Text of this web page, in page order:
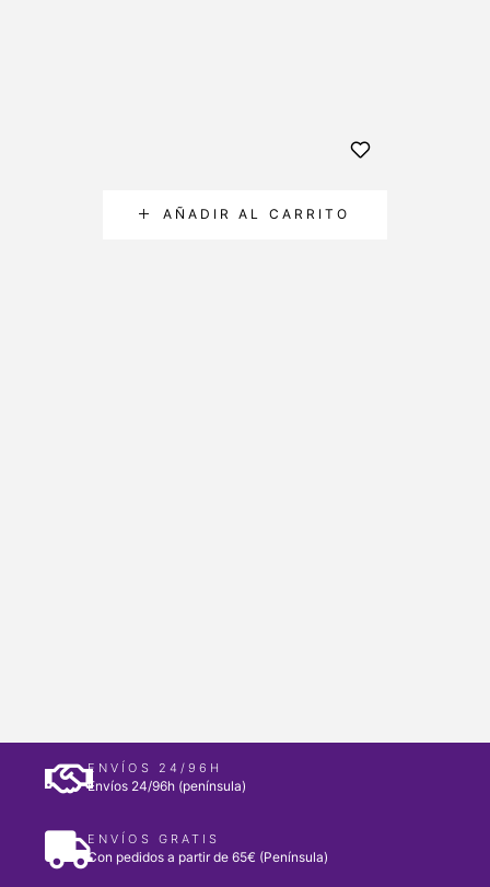
ENVÍOS 24/96H
Envíos 24/96h (península)
ENVÍOS GRATIS
Con pedidos a partir de 65€ (Península)